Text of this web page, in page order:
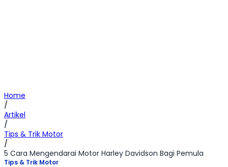
Home
/
Artikel
/
Tips & Trik Motor
/
5 Cara Mengendarai Motor Harley Davidson Bagi Pemula
Tips & Trik Motor